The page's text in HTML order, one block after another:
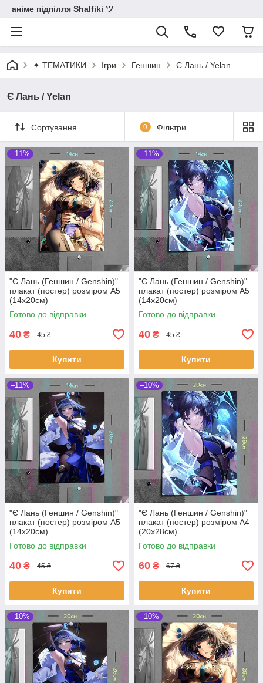
аніме підпілля Shalfiki ツ
✦ ТЕМАТИКИ Ігри Геншин Є Лань / Yelan
Є Лань / Yelan
Сортування 0 Фільтри
–11%
"Є Лань (Геншин / Genshin)"
плакат (постер) розміром А5
(14х20см)
Готово до відправки
40 ₴ 45 ₴
Купити
–11%
"Є Лань (Геншин / Genshin)"
плакат (постер) розміром А5
(14х20см)
Готово до відправки
40 ₴ 45 ₴
Купити
–11%
"Є Лань (Геншин / Genshin)"
плакат (постер) розміром А5
(14х20см)
Готово до відправки
40 ₴ 45 ₴
Купити
–10%
"Є Лань (Геншин / Genshin)"
плакат (постер) розміром А4
(20х28см)
Готово до відправки
60 ₴ 67 ₴
Купити
–10% –10%